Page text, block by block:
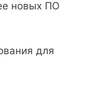
новых ПО
для